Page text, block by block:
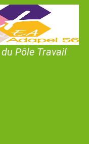
Pôle Travail